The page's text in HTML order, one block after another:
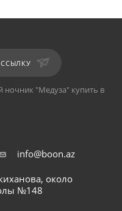
"Медуза" купить в
info@boon.az
около
№148